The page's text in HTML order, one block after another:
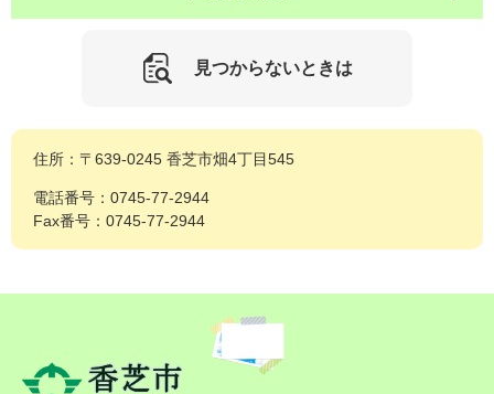
見つからないときは
住所：〒639-0245 香芝市畑4丁目545
電話番号：0745-77-2944
Fax番号：0745-77-2944